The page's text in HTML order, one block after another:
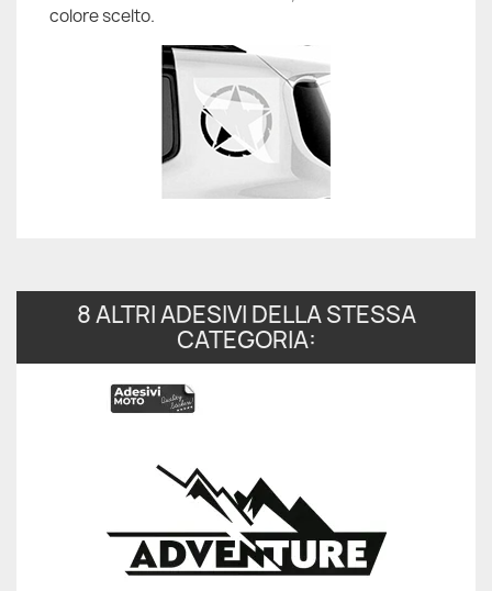
colore scelto.
8 ALTRI ADESIVI DELLA STESSA
CATEGORIA: